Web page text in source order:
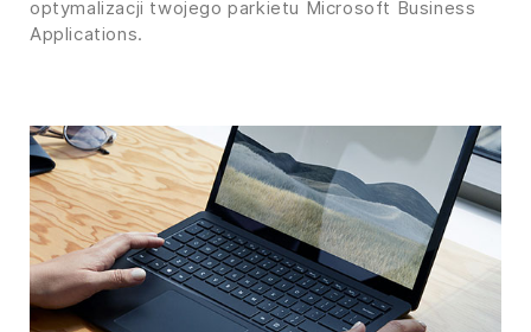
optymalizacji twojego parkietu Microsoft Business
Applications.